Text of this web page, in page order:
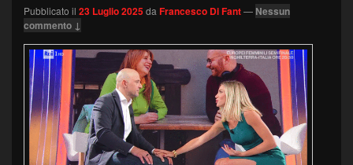
Pubblicato il 23 Luglio 2025da Francesco Di Fant— Nessun
commento ↓